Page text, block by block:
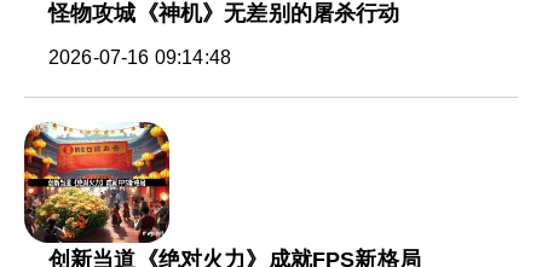
怪物攻城《神机》无差别的屠杀行动
2026-07-16 09:14:48
创新当道《绝对火力》成就FPS新格局